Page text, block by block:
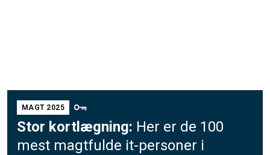
MAGT 2025
Stor kortlægning: Her er de 100
mest magtfulde it-personer i